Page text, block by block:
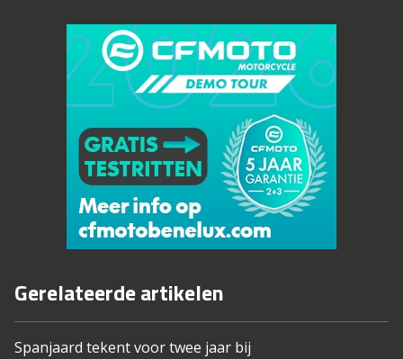
Gerelateerde artikelen
Spanjaard tekent voor twee jaar bij